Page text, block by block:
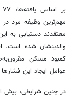
معتقدند دستیابی به
والدینشان شده است.
کمبود مسکن
عوامل ایجاد این
در چنین شرایطی، بیش